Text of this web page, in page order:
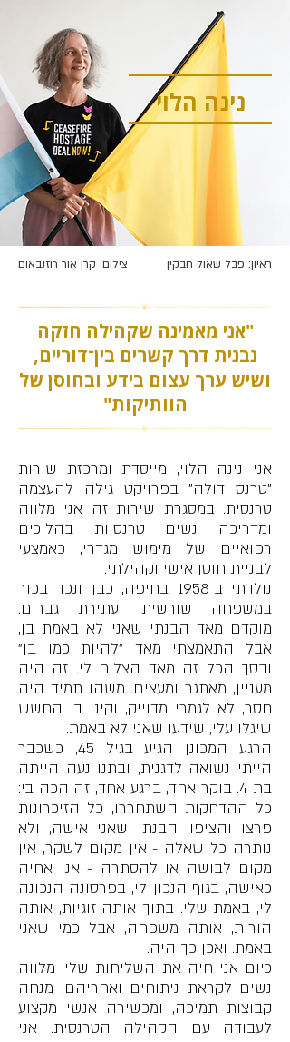
נינה הלוי
צילום: קרן אור רוזנבאום ראיון: פבל שאול חבקין
"אני מאמינה שקהילה חזקה
נבנית דרך קשרים בין־דוריים,
ושיש ערך עצום בידע ובחוסן של
הוותיקות"
אני נינה הלוי, מייסדת ומרכזת שירות
"טרנס דולה" בפרויקט גילה להעצמה
טרנסית. במסגרת שירות זה אני מלווה
ומדריכה נשים טרנסיות בהליכים
רפואיים של מימוש מגדרי, כאמצעי
לבניית חוסן אישי וקהילתי.
נולדתי ב־1958 בחיפה, כבן ונכד בכור
במשפחה שורשית ועתירת גברים.
מוקדם מאד הבנתי שאני לא באמת בן,
אבל התאמצתי מאד "להיות כמו בן"
ובסך הכל זה מאד הצליח לי. זה היה
מעניין, מאתגר ומעצים. משהו תמיד היה
חסר, לא לגמרי מדוייק, וקינן בי החשש
שיגלו עלי, שידעו שאני לא באמת.
הרגע המכונן הגיע בגיל 45, כשכבר
הייתי נשואה לדגנית, ובתנו נעה הייתה
בת 4. בוקר אחד, ברגע אחד, זה הכה בי:
כל ההדחקות השתחררו, כל הזיכרונות
פרצו והציפו. הבנתי שאני אישה, ולא
נותרה כל שאלה - אין מקום לשקר, אין
מקום לבושה או להסתרה - אני אחיה
כאישה, בגוף הנכון לי, בפרסונה הנכונה
לי, באמת שלי. בתוך אותה זוגיות, אותה
הורות, אותה משפחה, אבל כמי שאני
באמת. ואכן כך היה.
כיום אני חיה את השליחות שלי. מלווה
נשים לקראת ניתוחים ואחריהם, מנחה
קבוצות תמיכה, ומכשירה אנשי מקצוע
לעבודה עם הקהילה הטרנסית. אני